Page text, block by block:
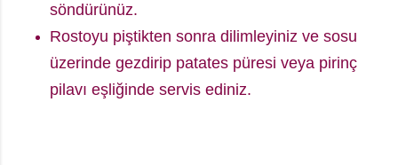
söndürünüz.
Rostoyu piştikten sonra dilimleyiniz ve sosu
üzerinde gezdirip patates püresi veya pirinç
pilavı eşliğinde servis ediniz.